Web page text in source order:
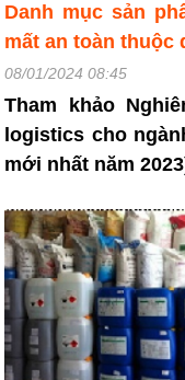
Danh mục sản
mất an toàn thuộc
08/01/2024 08:45
Tham khảo
logistics cho
mới nhất năm